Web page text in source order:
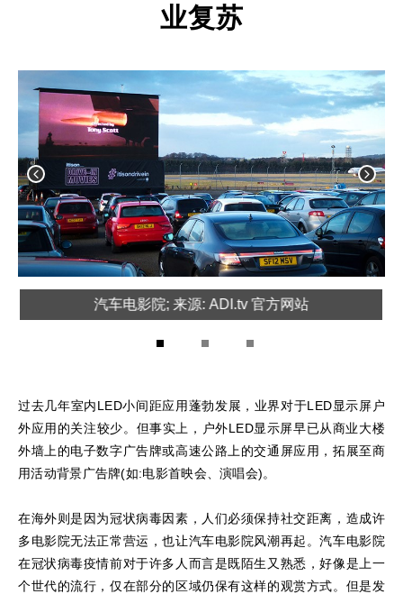
业复苏
1 2 3
汽车电影院; 来源: ADI.tv 官方网站
过去几年室内LED小间距应用蓬勃发展，业界对于LED显示屏户
外应用的关注较少。但事实上，户外LED显示屏早已从商业大楼
外墙上的电子数字广告牌或高速公路上的交通屏应用，拓展至商
用活动背景广告牌(如:电影首映会、演唱会)。
在海外则是因为冠状病毒因素，人们必须保持社交距离，造成许
多电影院无法正常营运，也让汽车电影院风潮再起。汽车电影院
在冠状病毒疫情前对于许多人而言是既陌生又熟悉，好像是上一
个世代的流行，仅在部分的区域仍保有这样的观赏方式。但是发